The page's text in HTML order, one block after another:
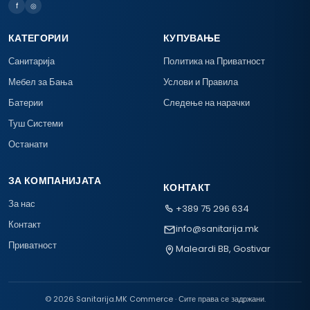
f ◎
КАТЕГОРИИ
Санитарија
Мебел за Бања
Батерии
Туш Системи
Останати
КУПУВАЊЕ
Политика на Приватност
Услови и Правила
Следење на нарачки
ЗА КОМПАНИЈАТА
За нас
Контакт
Приватност
КОНТАКТ
+389 75 296 634
info@sanitarija.mk
Maleardi BB, Gostivar
© 2026 Sanitarija.MK Commerce · Сите права се задржани.